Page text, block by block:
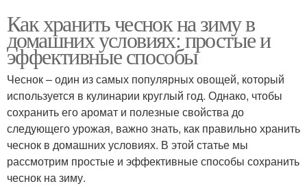
Как хранить чеснок на зиму в
домашних условиях: простые и
эффективные способы
Чеснок – один из самых популярных овощей, который
используется в кулинарии круглый год. Однако, чтобы
сохранить его аромат и полезные свойства до
следующего урожая, важно знать, как правильно хранить
чеснок в домашних условиях. В этой статье мы
рассмотрим простые и эффективные способы сохранить
чеснок на зиму.